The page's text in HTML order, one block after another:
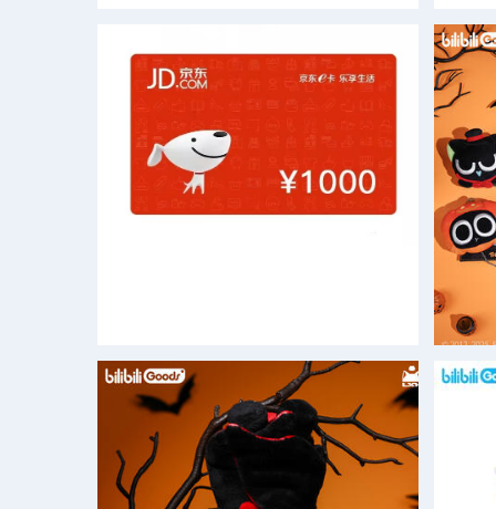
京东卡（500元）
价格： 50
京东卡（1000元）
剩余数量： 41
价格： 100